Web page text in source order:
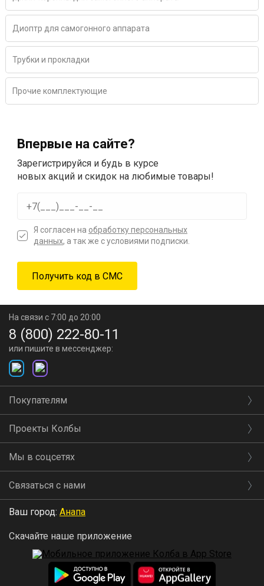
Диоптр для самогонного аппарата
Трубки и прокладки
Прочие комплектующие
Впервые на сайте?
Зарегистрируйся и будь в курсе
новых акций и скидок на любимые товары!
Я согласен на обработку персональных
данных, а так же с условиями подписки.
На связи с 7:00 до 20:00
8 (800) 222-80-11
или пишите в мессенджер:
Покупателям
Проекты Колбы
Мы в соцсетях
Связаться с нами
Ваш город: Анапа
Скачайте наше приложение